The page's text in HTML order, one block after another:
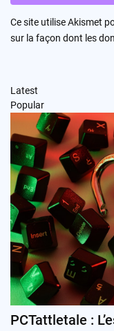
Ce site utilise Akismet
sur la façon dont les
Latest
Popular
PCTattletale :